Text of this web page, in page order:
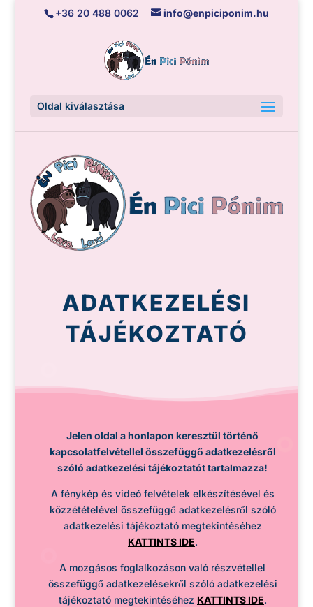
+36 20 488 0062 info@enpiciponim.hu
Oldal kiválasztása
ADATKEZELÉSI
TÁJÉKOZTATÓ
Jelen oldal a honlapon keresztül történő
kapcsolatfelvétellel összefüggő adatkezelésről
szóló adatkezelési tájékoztatót tartalmazza!
A fénykép és videó felvételek elkészítésével és
közzétételével összefüggő adatkezelésről szóló
adatkezelési tájékoztató megtekintéséhez
KATTINTS IDE.
A mozgásos foglalkozáson való részvétellel
összefüggő adatkezelésekről szóló adatkezelési
tájékoztató megtekintéséhez KATTINTS IDE.